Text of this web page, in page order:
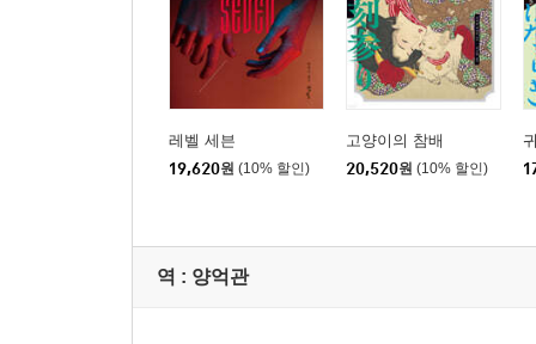
레벨 세븐
19,620원 (10% 할인)
고양이의 참배
20,520원 (10% 할인)
역 : 양억관